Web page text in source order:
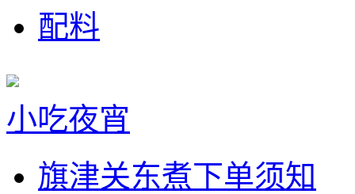
配料
小吃夜宵
旗津关东煮下单须知